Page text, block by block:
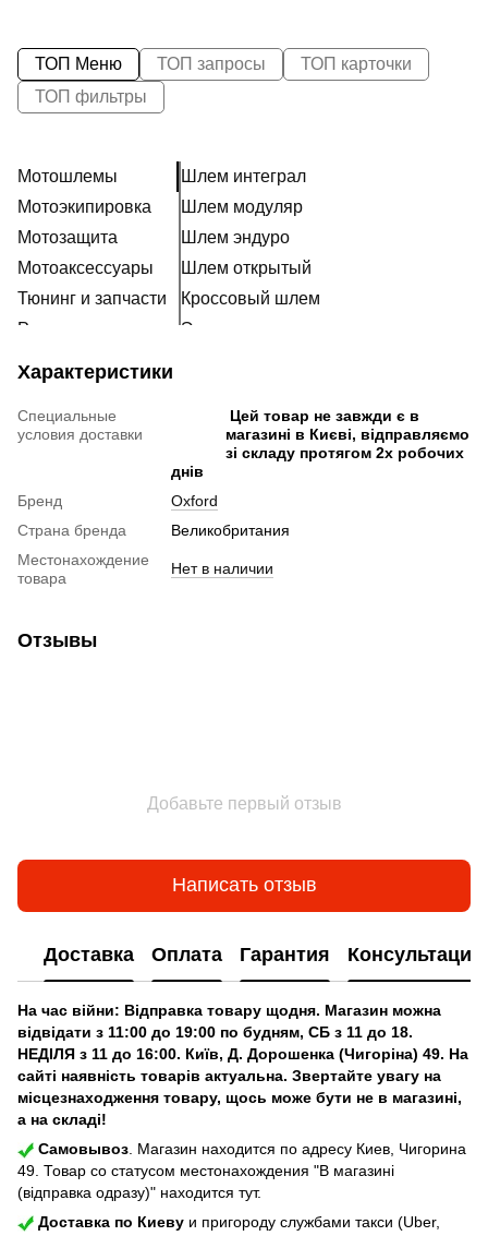
ТОП Меню ТОП запросы
ТОП карточки
ТОП фильтры
Мотошлемы
Мотоэкипировка
Мотозащита
Мотоаксессуары
Тюнинг и запчасти
Расходники
Шлем интеграл
Шлем модуляр
Шлем эндуро
Шлем открытый
Кроссовый шлем
Эксклюзивные шлемы
Мотошлем для ребенка
Мотогарнитура
Пинлок
Аксессуары для мотошлемов
Визор на шлем
Беруши для мотоциклистов
Характеристики
Специальные
условия доставки
Цей товар не завжди є в
магазині в Києві, відправляємо
зі складу протягом 2х робочих
днів
Бренд
Oxford
Страна бренда
Великобритания
Местонахождение
товара
Нет в наличии
Отзывы
Добавьте первый отзыв
Написать отзыв
Доставка Оплата Гарантия Консультация
На час війни: Відправка товару щодня. Магазин можна
відвідати з 11:00 до 19:00 по будням, СБ з 11 до 18.
НЕДІЛЯ з 11 до 16:00. Київ, Д. Дорошенка (Чигоріна) 49. На
сайті наявність товарів актуальна. Звертайте увагу на
місцезнаходження товару, щось може бути не в магазині,
а на складі!
Самовывоз . Магазин находится по адресу Киев, Чигорина
49. Товар со статусом местонахождения "В магазині
(відправка одразу)" находится тут.
Доставка по Киеву и пригороду службами такси (Uber,